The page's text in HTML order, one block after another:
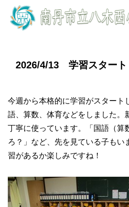
2026/4/13 学習スタート
今週から本格的に学習がスタート
語、算数、体育などをしました。
丁寧に使っています。「国語（算
ろ？」など、先を見ている子もい
習があるか楽しみですね！